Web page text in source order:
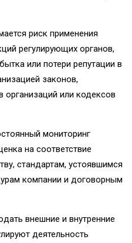
риск применения
регулирующих органов,
или потери репутации в
законов,
организаций или кодексов
мониторинг
на соответствие
стандартам, устоявшимся
компании и договорным
внешние и внутренние
деятельность